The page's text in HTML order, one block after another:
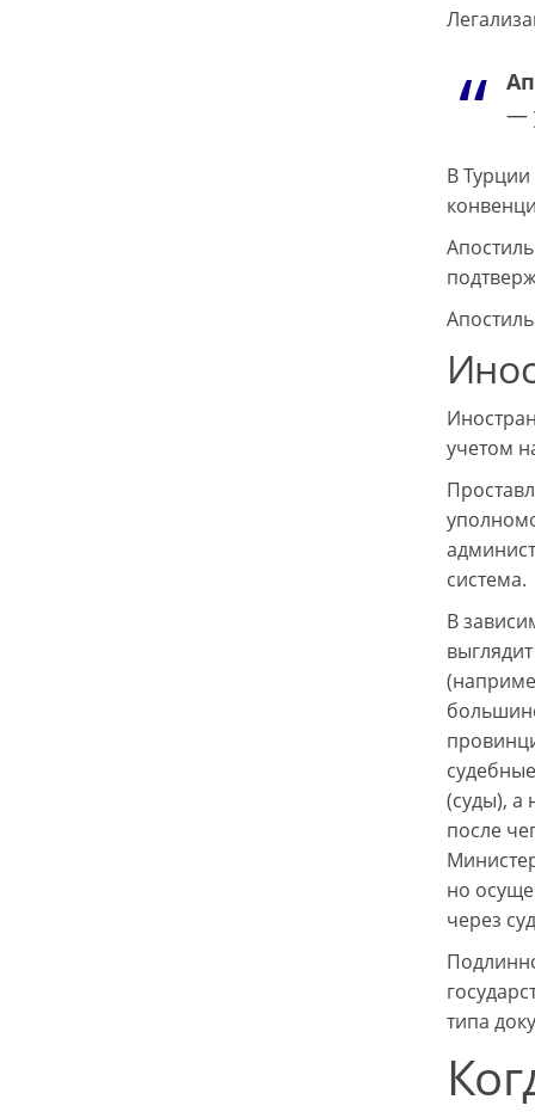
—
В
учетом
система.
В
(суды), а
после
но
через
типа